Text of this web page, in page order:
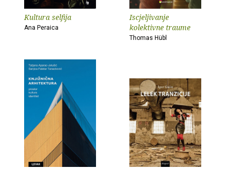
Kultura selfija
Ana Peraica
Iscjeljivanje
kolektivne traume
Thomas Hübl